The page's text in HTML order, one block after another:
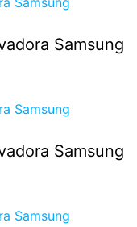
Samsung
Samsung